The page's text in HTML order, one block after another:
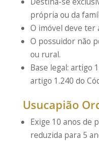
própria ou da
O imóvel deve ter
O possuidor não
ou rural.
Base legal: artigo
artigo 1.240 do
Usucapião
Exige 10 anos de
reduzida para 5